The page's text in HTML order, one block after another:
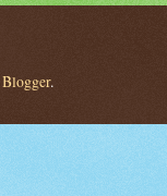
Blogger.